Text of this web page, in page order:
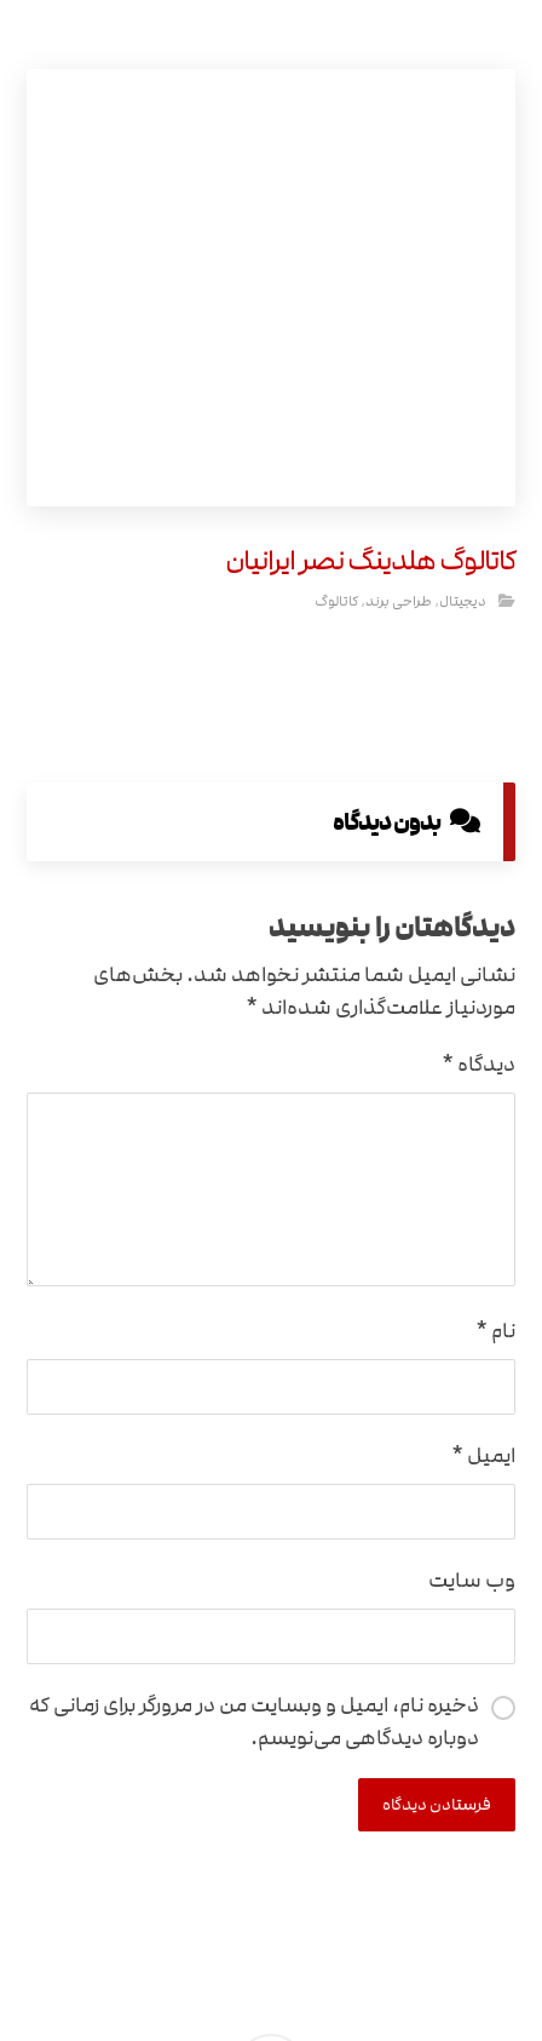
کاتالوگ هلدینگ نصر ایرانیان
دیجیتال, طراحی برند,کاتالوگ
بدون دیدگاه
دیدگاهتان را بنویسید
نشانی ایمیل شما منتشر نخواهد شد.بخش‌های
موردنیاز علامت‌گذاری شده‌اند *
دیدگاه *
نام *
ایمیل *
وب‌ سایت
ذخیره نام، ایمیل و وبسایت من در مرورگر برای زمانی که
دوباره دیدگاهی می‌نویسم.